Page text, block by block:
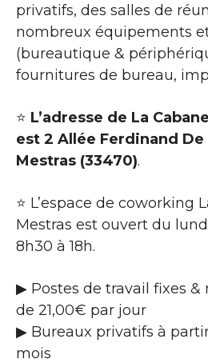
privatifs, des salles de
nombreux équipements
(bureautique &
fournitures de bureau,
⭐ L’adresse de La
est 2 Allée Ferdinand De
Mestras (33470).
⭐ L’espace de coworking
Mestras est ouvert du
8h30 à 18h.
▶ Postes de travail fixes
de 21,00€ par jour
▶ Bureaux privatifs à
mois